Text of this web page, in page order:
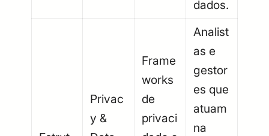
dados.
Privac
y &
Frame
works
de
privaci
Analist
as e
gestor
es que
atuam
na